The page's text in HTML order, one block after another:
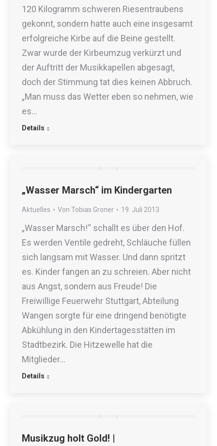
120 Kilogramm schweren Riesentraubens
gekonnt, sondern hatte auch eine insgesamt
erfolgreiche Kirbe auf die Beine gestellt.
Zwar wurde der Kirbeumzug verkürzt und
der Auftritt der Musikkapellen abgesagt,
doch der Stimmung tat dies keinen Abbruch.
„Man muss das Wetter eben so nehmen, wie
es…
Details
„Wasser Marsch“ im Kindergarten
Aktuelles Von Tobias Groner 19. Juli 2013
„Wasser Marsch!“ schallt es über den Hof.
Es werden Ventile gedreht, Schläuche füllen
sich langsam mit Wasser. Und dann spritzt
es. Kinder fangen an zu schreien. Aber nicht
aus Angst, sondern aus Freude! Die
Freiwillige Feuerwehr Stuttgart, Abteilung
Wangen sorgte für eine dringend benötigte
Abkühlung in den Kindertagesstätten im
Stadtbezirk. Die Hitzewelle hat die
Mitglieder…
Details
Musikzug holt Gold! |